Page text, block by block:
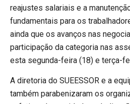
reajustes salariais e a
fundamentais para os
ainda que os avanços nas
participação da categoria nas
esta segunda-feira (18) e terça-
A diretoria do SUEESSOR e a
também parabenizaram os